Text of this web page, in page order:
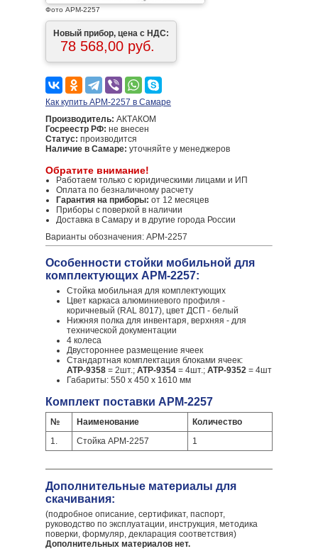
Фото АРМ-2257
Новый прибор, цена с НДС:
78 568,00 руб.
Как купить АРМ-2257 в Самаре
Производитель: АКТАКОМ
Госреестр РФ: не внесен
Статус: производится
Наличие в Самаре: уточняйте у менеджеров
Обратите внимание!
Работаем только с юридическими лицами и ИП
Оплата по безналичному расчету
Гарантия на приборы: от 12 месяцев
Приборы с поверкой в наличии
Доставка в Самару и в другие города России
Варианты обозначения: АРМ-2257
Особенности cтойки мобильной для
комплектующих АРМ-2257:
Стойка мобильная для комплектующих
Цвет каркаса алюминиевого профиля -
коричневый (RAL 8017), цвет ДСП - белый
Нижняя полка для инвентаря, верхняя - для
технической документации
4 колеса
Двустороннее размещение ячеек
Стандартная комплектация блоками ячеек:
АТР-9358 = 2шт.; АТР-9354 = 4шт.; АТР-9352 = 4шт
Габариты: 550 х 450 х 1610 мм
Комплект поставки АРМ-2257
№ Наименование
Количество
1.
Стойка АРМ-2257 1
Дополнительные материалы для
скачивания:
(подробное описание, сертификат, паспорт,
руководство по эксплуатации, инструкция, методика
поверки, формуляр, декларация соответствия)
Дополнительных материалов нет.